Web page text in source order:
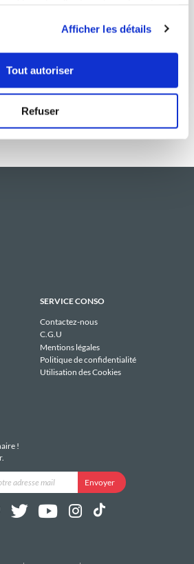
Afficher les détails
Tout autoriser
Refuser
SERVICE CONSO
Contactez-nous
C.G.U
Mentions légales
Politique de confidentialité
Utilisation des Cookies
!